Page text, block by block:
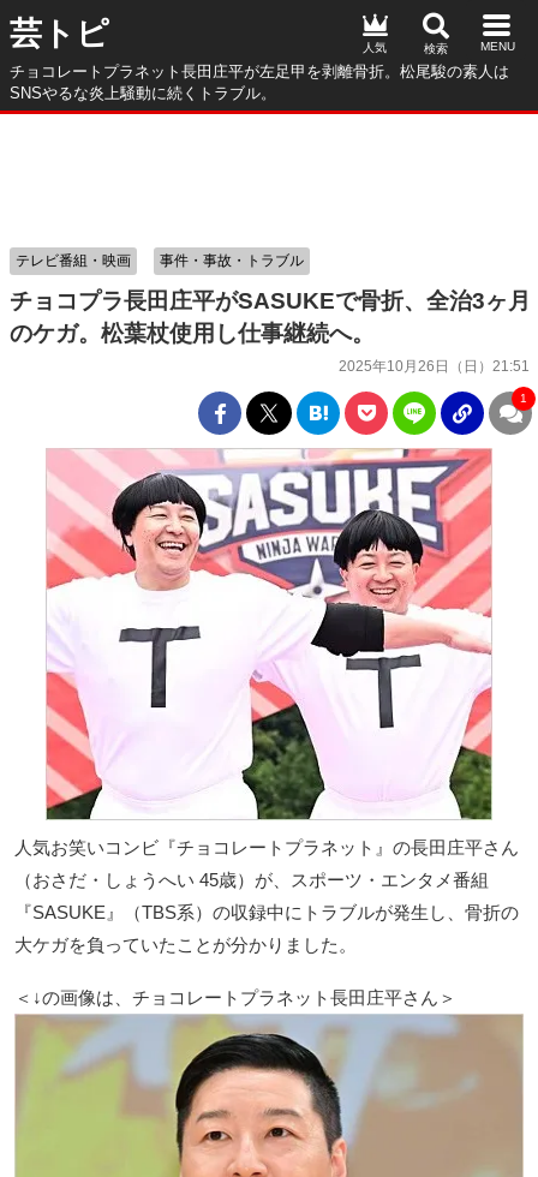
芸トピ
チョコレートプラネット長田庄平が左足甲を剥離骨折。松尾駿の素人は
SNSやるな炎上騒動に続くトラブル。
人気
チョコプラ長田庄平がSASUKEで骨折、全治3ヶ月
のケガ。松葉杖使用し仕事継続へ。
2025年10月26日（日）21:51
テレビ番組・映画 事件・事故・トラブル
1
人気お笑いコンビ『チョコレートプラネット』の長田庄平さん
（おさだ・しょうへい 45歳）が、スポーツ・エンタメ番組
『SASUKE』（TBS系）の収録中にトラブルが発生し、骨折の
大ケガを負っていたことが分かりました。
＜↓の画像は、チョコレートプラネット長田庄平さん＞